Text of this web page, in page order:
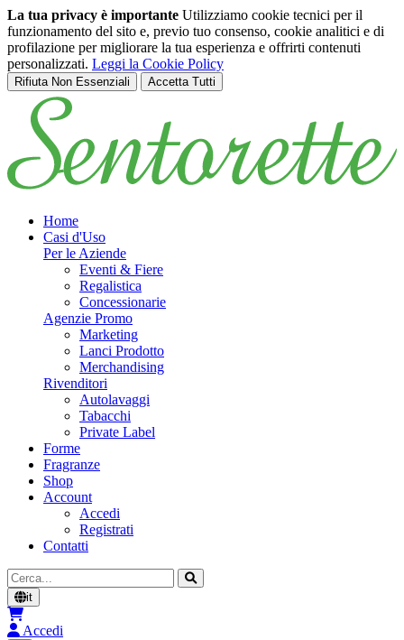
La tua privacy è importante Utilizziamo cookie tecnici per il
funzionamento del sito e, previo tuo consenso, cookie analitici e di
profilazione per migliorare la tua esperienza e offrirti contenuti
personalizzati. Leggi la Cookie Policy
Rifiuta Non Essenziali Accetta Tutti
Salta al contenuto principale
Home
Casi d'Uso
Per le Aziende
Eventi & Fiere
Regalistica
Concessionarie
Agenzie Promo
Marketing
Lanci Prodotto
Merchandising
Rivenditori
Autolavaggi
Tabacchi
Private Label
Forme
Fragranze
Shop
Account
Accedi
Registrati
Contatti
Cerca
it
Accedi